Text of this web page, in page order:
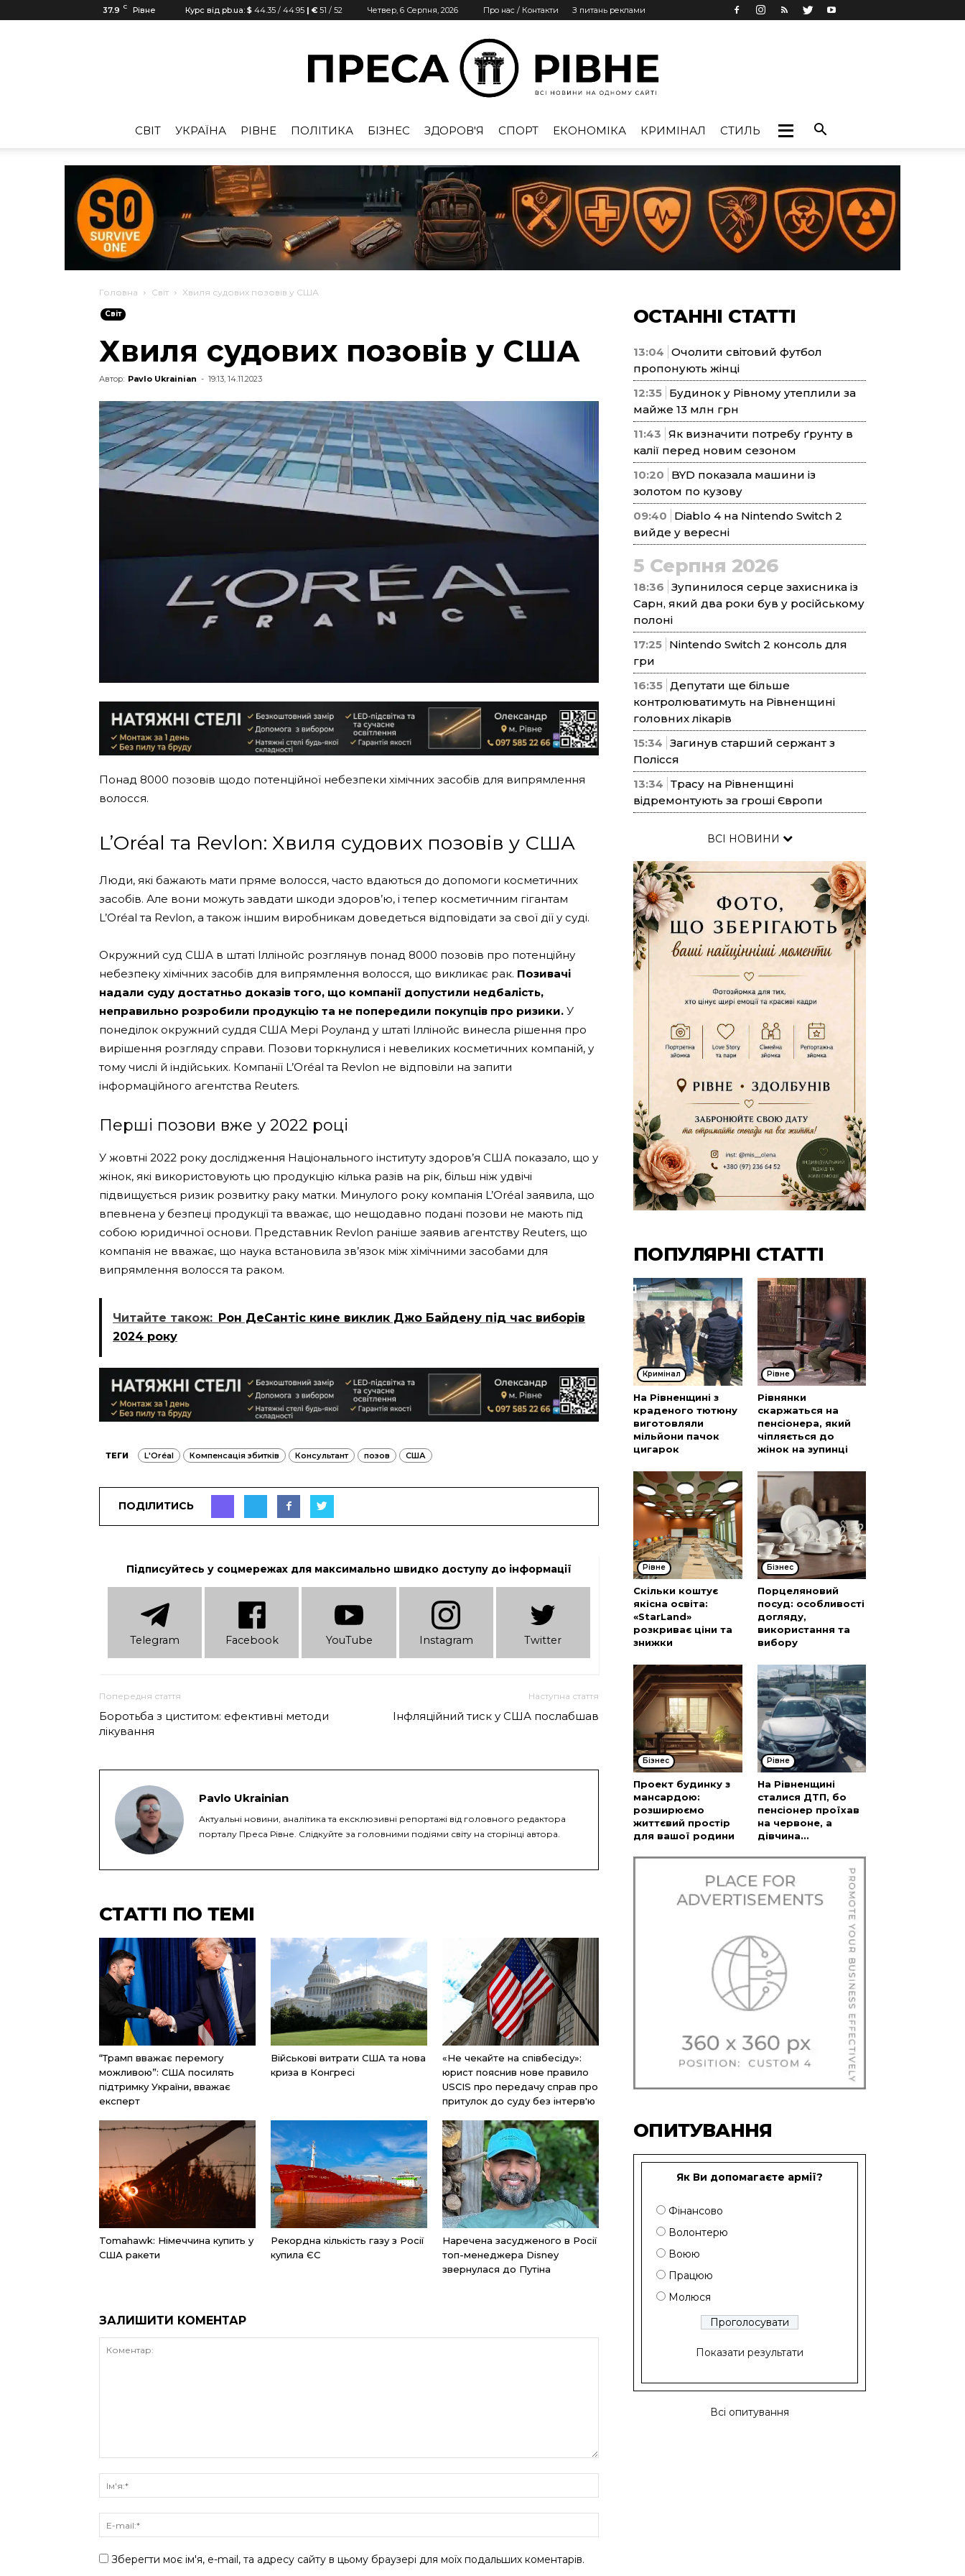
37.9 C Рівне Курс від pb.ua: $ 44.35 / 44.95 | € 51 / 52 Четвер, 6 Серпня, 2026 Про нас / Контакти З питань реклами
Рівне
CВІТ УКРАЇНА РІВНЕ ПОЛІТИКА БІЗНЕС ЗДОРОВ'Я СПОРТ ЕКОНОМІКА КРИМІНАЛ СТИЛЬ
Головна Cвіт Хвиля судових позовів у США
Cвіт
Хвиля судових позовів у США
Автор: Pavlo Ukrainian - 19:13, 14.11.2023
Понад 8000 позовів щодо потенційної небезпеки хімічних засобів для випрямлення
волосся.
L’Oréal та Revlon: Хвиля судових позовів у США
Люди, які бажають мати пряме волосся, часто вдаються до допомоги косметичних
засобів. Але вони можуть завдати шкоди здоров’ю, і тепер косметичним гігантам
L’Oréal та Revlon, а також іншим виробникам доведеться відповідати за свої дії у суді.
Окружний суд США в штаті Іллінойс розглянув понад 8000 позовів про потенційну
небезпеку хімічних засобів для випрямлення волосся, що викликає рак. Позивачі
надали суду достатньо доказів того, що компанії допустили недбалість,
неправильно розробили продукцію та не попередили покупців про ризики. У
понеділок окружний суддя США Мері Роуланд у штаті Іллінойс винесла рішення про
вирішення розгляду справи. Позови торкнулися і невеликих косметичних компаній, у
тому числі й індійських. Компанії L’Oréal та Revlon не відповіли на запити
інформаційного агентства Reuters.
Перші позови вже у 2022 році
У жовтні 2022 року дослідження Національного інституту здоров’я США показало, що у
жінок, які використовують цю продукцію кілька разів на рік, більш ніж удвічі
підвищується ризик розвитку раку матки. Минулого року компанія L’Oréal заявила, що
впевнена у безпеці продукції та вважає, що нещодавно подані позови не мають під
собою юридичної основи. Представник Revlon раніше заявив агентству Reuters, що
компанія не вважає, що наука встановила зв’язок між хімічними засобами для
випрямлення волосся та раком.
Читайте також: Рон ДеСантіс кине виклик Джо Байдену під час виборів
2024 року
ТЕГИ L'Oréal Компенсація збитків Консультант позов США
ПОДІЛИТИСЬ
Підписуйтесь у соцмережах для максимально швидко доступу до інформації
Telеgram Facebook YouTube Instagram Twitter
Попередня стаття
Боротьба з циститом: ефективні методи
лікування
Наступна стаття
Інфляційний тиск у США послабшав
Pavlo Ukrainian
Актуальні новини, аналітика та ексклюзивні репортажі від головного редактора
порталу Преса Рівне. Слідкуйте за головними подіями світу на сторінці автора.
СТАТТІ ПО ТЕМІ
“Трамп вважає перемогу
можливою”: США посилять
підтримку України, вважає
експерт
Військові витрати США та нова
криза в Конгресі
«Не чекайте на співбесіду»:
юрист пояснив нове правило
USCIS про передачу справ про
притулок до суду без інтерв'ю
Tomahawk: Німеччина купить у
США ракети
Рекордна кількість газу з Росії
купила ЄС
Наречена засудженого в Росії
топ-менеджера Disney
звернулася до Путіна
ЗАЛИШИТИ КОМЕНТАР
Зберегти моє ім'я, e-mail, та адресу сайту в цьому браузері для моїх подальших коментарів.
ОСТАННІ СТАТТІ
13:04 Очолити світовий футбол
пропонують жінці
12:35 Будинок у Рівному утеплили за
майже 13 млн грн
11:43 Як визначити потребу ґрунту в
калії перед новим сезоном
10:20
BYD показала машини із
золотом по кузову
09:40
Diablo 4 на Nintendo Switch 2
вийде у вересні
5 Серпня 2026
18:36 Зупинилося серце захисника із
Сарн, який два роки був у російському
полоні
17:25 Nintendo Switch 2 консоль для
гри
16:35 Депутати ще більше
контролюватимуть на Рівненщині
головних лікарів
15:34 Загинув старший сержант з
Полісся
13:34 Трасу на Рівненщині
відремонтують за гроші Європи
ВСІ НОВИНИ
ПОПУЛЯРНІ СТАТТІ
Кримінал
На Рівненщині з
краденого тютюну
виготовляли
мільйони пачок
цигарок
Рівне
Рівнянки
скаржаться на
пенсіонера, який
чіпляється до
жінок на зупинці
Рівне
Скільки коштує
якісна освіта:
«StarLand»
розкриває ціни та
знижки
Бізнес
Порцеляновий
посуд: особливості
догляду,
використання та
вибору
Бізнес
Проект будинку з
мансардою:
розширюємо
життєвий простір
для вашої родини
Рівне
На Рівненщині
сталися ДТП, бо
пенсіонер проїхав
на червоне, а
дівчина...
ОПИТУВАННЯ
Як Ви допомагаєте армії?
Фінансово
Волонтерю
Воюю
Працюю
Молюся
Показати результати
Всі опитування